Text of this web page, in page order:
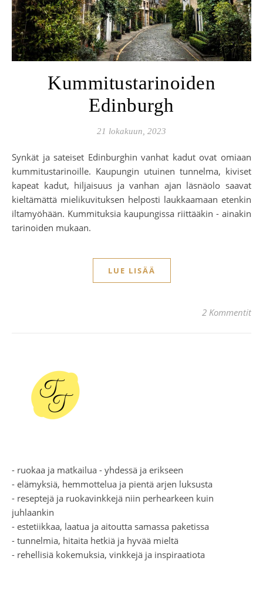
Kummitustarinoiden
Edinburgh
21 lokakuun, 2023
Synkät ja sateiset Edinburghin vanhat kadut ovat omiaan
kummitustarinoille. Kaupungin utuinen tunnelma, kiviset
kapeat kadut, hiljaisuus ja vanhan ajan läsnäolo saavat
kieltämättä mielikuvituksen helposti laukkaamaan etenkin
iltamyöhään. Kummituksia kaupungissa riittääkin - ainakin
tarinoiden mukaan.
LUE LISÄÄ
2 Kommentit
- ruokaa ja matkailua - yhdessä ja erikseen
- elämyksiä, hemmottelua ja pientä arjen luksusta
- reseptejä ja ruokavinkkejä niin perhearkeen kuin
juhlaankin
- estetiikkaa, laatua ja aitoutta samassa paketissa
- tunnelmia, hitaita hetkiä ja hyvää mieltä
- rehellisiä kokemuksia, vinkkejä ja inspiraatiota